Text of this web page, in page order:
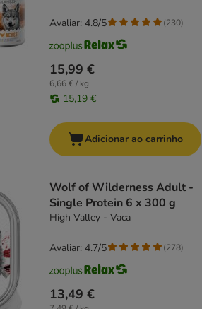
15,99 €
6,66 € / kg
15,19 €
Avaliar: 4.8/5 (230)
Adicionar ao carrinho
Wolf of Wilderness Adult -
Single Protein 6 x 300 g
High Valley - Vaca
13,49 €
Avaliar: 4.7/5 (278)